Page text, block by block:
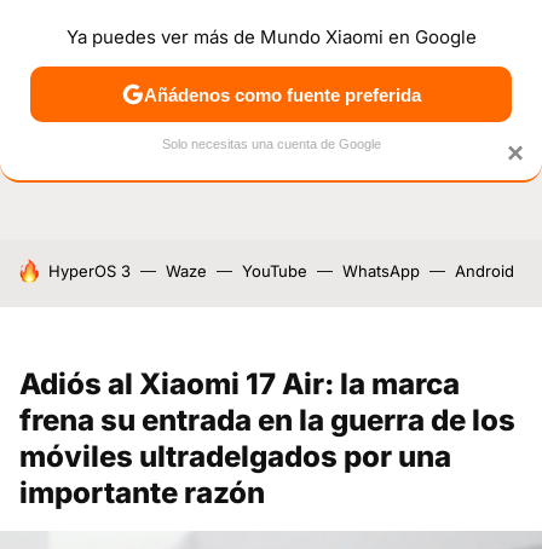
NOTICIAS MÓVILES TUTORIALES OFERTAS
HOY SE HABLA DE
HyperOS 3 Waze YouTube WhatsApp Android
Adiós al Xiaomi 17 Air: la marca
frena su entrada en la guerra de los
móviles ultradelgados por una
importante razón
×
Ya puedes ver más de Mundo Xiaomi en Google
Añádenos como fuente preferida
Solo necesitas una cuenta de Google